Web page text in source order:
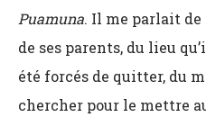
Puamuna. Il me parlait de
de ses parents, du lieu
été forcés de quitter, du
chercher pour le mettre